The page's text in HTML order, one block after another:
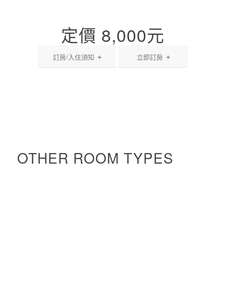
定價 8,000元
訂房/入住須知 立即訂房
OTHER ROOM TYPES